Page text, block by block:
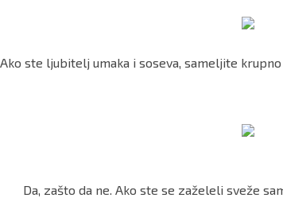
Ako ste ljubitelj umaka i soseva, sameljite
Da, zašto da ne. Ako ste se zaželeli sveže